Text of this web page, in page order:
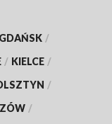
GDAŃSK /
/ KIELCE /
/
/